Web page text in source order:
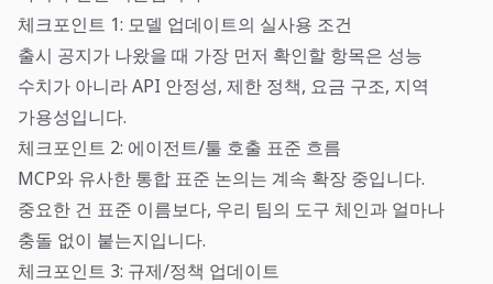
체크포인트 1: 모델 업데이트의 실사용 조건
출시 공지가 나왔을 때 가장 먼저 확인할 항목은 성능
수치가 아니라 API 안정성, 제한 정책, 요금 구조, 지역
가용성입니다.
체크포인트 2: 에이전트/툴 호출 표준 흐름
MCP와 유사한 통합 표준 논의는 계속 확장 중입니다.
중요한 건 표준 이름보다, 우리 팀의 도구 체인과 얼마나
충돌 없이 붙는지입니다.
체크포인트 3: 규제/정책 업데이트